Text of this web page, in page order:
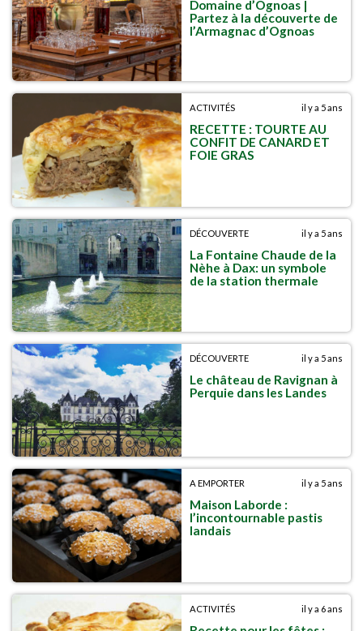
Domaine d’Ognoas |
Partez à la découverte de
l’Armagnac d’Ognoas
ACTIVITÉS il y a 5 ans
RECETTE : TOURTE AU
CONFIT DE CANARD ET
FOIE GRAS
DÉCOUVERTE il y a 5 ans
La Fontaine Chaude de la
Nèhe à Dax: un symbole
de la station thermale
DÉCOUVERTE il y a 5 ans
Le château de Ravignan à
Perquie dans les Landes
A EMPORTER il y a 5 ans
Maison Laborde :
l’incontournable pastis
landais
ACTIVITÉS il y a 6 ans